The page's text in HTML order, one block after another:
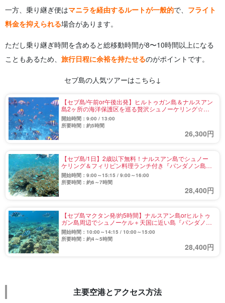
一方、乗り継ぎ便はマニラを経由するルートが一般的で、 フライト
料金を抑えられる場合があります。
ただし乗り継ぎ時間を含めると総移動時間が8〜10時間以上になる
こともあるため、 旅行日程に余裕を持たせるのがポイントです。
セブ島の人気ツアーはこちら↓
【セブ島/午前or午後出発】ヒルトゥガン島＆ナルスアン
島2ヶ所の海洋保護区を巡る贅沢シュノーケリング☆道
具一式込みで熱帯魚の群れに感動！（No.35）
開始時間：9:00 / 13:00
所要時間：約5時間
26,300円
【セブ島/1日】2歳以下無料！ナルスアン島でシュノー
ケリング＆フィリピン料理ランチ付き『パンダノン島』
上陸アイランドピクニック《2島めぐり》（No.33）
開始時間：9:00～15:15 / 9:00～16:00
所要時間：約6～7時間
28,400円
【セブ島マクタン発/約5時間】ナルスアン島orヒルトゥ
ガン島周辺でシュノーケル＋天国に近い島『パンダノン
島』上陸！食事あり・なし自由選択OK！ボートも選べ
る大満喫プラン（No.36）
開始時間：10:00～14:15 / 10:00～15:00
所要時間：約4～5時間
28,400円
主要空港とアクセス方法